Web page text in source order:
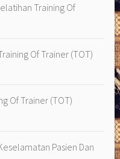
Training Of
Of Trainer (TOT)
Of Trainer (TOT)
Pasien Dan